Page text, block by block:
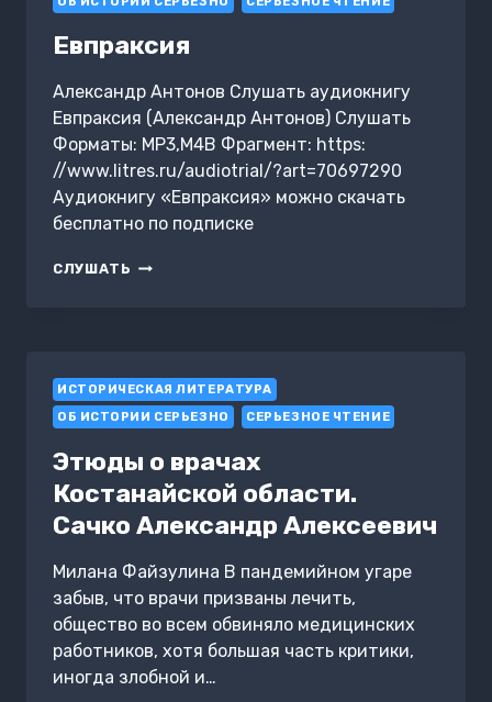
Евпраксия
Александр Антонов Слушать аудиокнигу
Евпраксия (Александр Антонов) Слушать
Форматы: MP3,M4B Фрагмент: https:
//www.litres.ru/audiotrial/?art=70697290
Аудиокнигу «Евпраксия» можно скачать
бесплатно по подписке
СЛУШАТЬ ЕВПРАКСИЯ
ИСТОРИЧЕСКАЯ ЛИТЕРАТУРА
ОБ ИСТОРИИ СЕРЬЕЗНО
СЕРЬЕЗНОЕ ЧТЕНИЕ
Этюды о врачах
Костанайской области.
Сачко Александр Алексеевич
Милана Файзулина В пандемийном угаре
забыв, что врачи призваны лечить,
общество во всем обвиняло медицинских
работников, хотя большая часть критики,
иногда злобной и…